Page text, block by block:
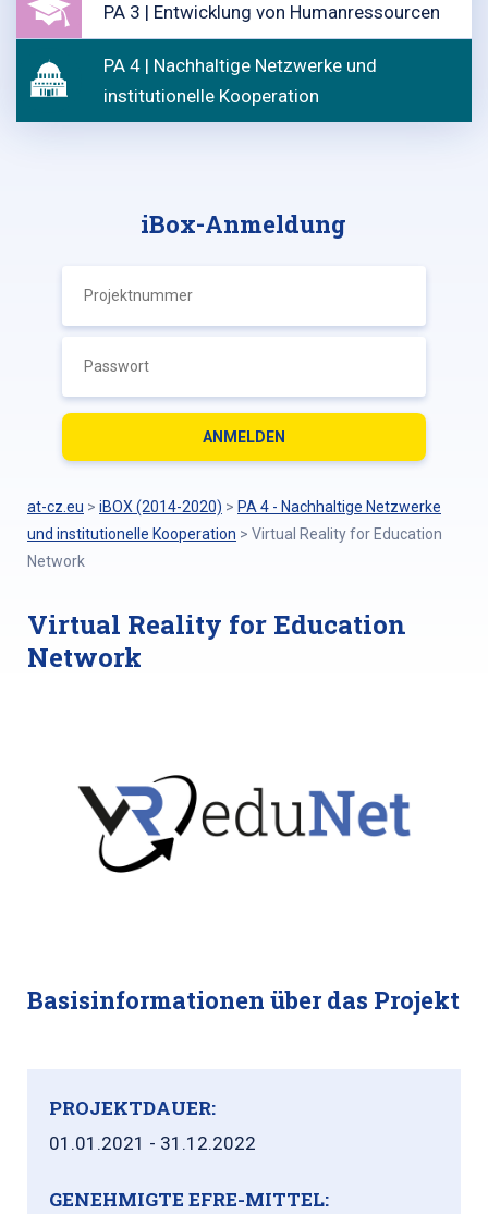
PA 3 | Entwicklung von Humanressourcen
PA 4 | Nachhaltige Netzwerke und
institutionelle Kooperation
iBox-Anmeldung
at-cz.eu > iBOX (2014-2020) > PA 4 - Nachhaltige Netzwerke
und institutionelle Kooperation > Virtual Reality for Education
Network
Virtual Reality for Education
Network
Basisinformationen über das Projekt
PROJEKTDAUER:
01.01.2021 - 31.12.2022
GENEHMIGTE EFRE-MITTEL: